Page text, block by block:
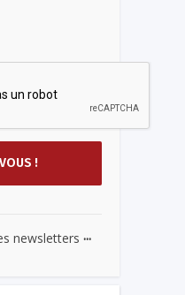
newsletters ...